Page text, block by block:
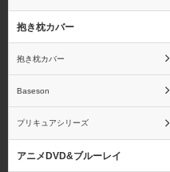
うたの☆プリンスさまっ
海物語
抱き枕カバー
抱き枕カバー
Baseson
プリキュアシリーズ
アニメDVD&ブルーレイ